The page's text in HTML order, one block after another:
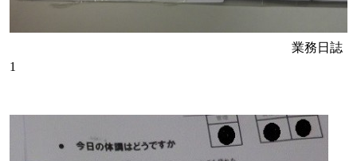
業務日誌
1